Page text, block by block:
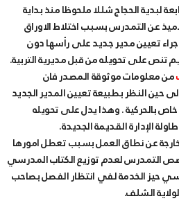
عن التمدرس بسبب اختلاط الاوراق
جراء تعيين مدير جديد على رأسها دون
تنص على تحويله من قبل مديرية التربية.
من معلومات موثوقة المصدر فان
حين النظر بطبيعة تعيين المدير الجديد
بالحركية . وهذا يدل على تحويله
الإدارة القديمة الجديدة.
خارجة عن نطاق العمل بسبب تعطل امورها
حصص التمدرس لعدم توزيع الكتاب المدرسي
حيز الخدمة لفي انتظار الفصل بصاحب
الشلف.